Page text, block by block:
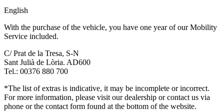
English
With the purchase of the vehicle, you have one year of our Mobility
Service included.
C/ Prat de la Tresa, S-N
Sant Julià de Lòria. AD600
Tel.: 00376 880 700
*The list of extras is indicative, it may be incomplete or incorrect.
For more information, please visit our dealership or contact us via
phone or the contact form found at the bottom of the website.